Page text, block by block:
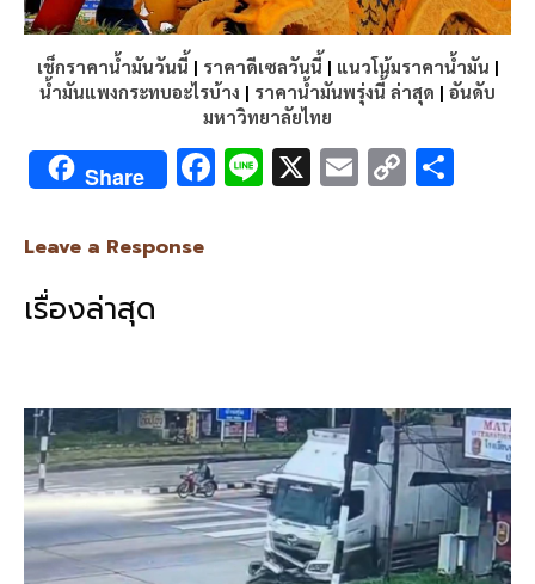
เช็กราคาน้ำมันวันนี้ | ราคาดีเซลวันนี้ | แนวโน้มราคาน้ำมัน |
น้ำมันแพงกระทบอะไรบ้าง | ราคาน้ำมันพรุ่งนี้ ล่าสุด | อันดับ
มหาวิทยาลัยไทย
Share F
k
Li X E C
Leave a Response
เรื่องล่าสุด